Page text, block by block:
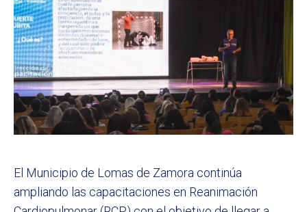
El Municipio de Lomas de Zamora continúa
ampliando las capacitaciones en Reanimación